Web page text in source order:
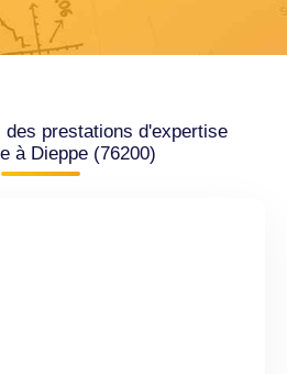
prestations d'expertise
à Dieppe (76200)